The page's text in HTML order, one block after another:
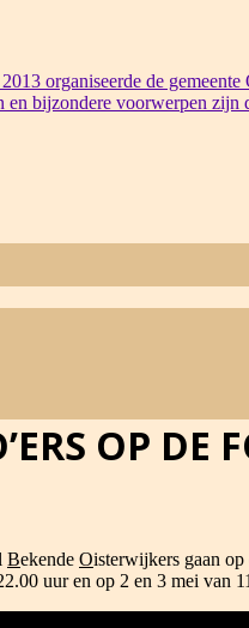
organiseerde de
en bijzondere voorwerpen
OP DE
Bekende Oisterwijkers gaan
uur en op 2 en 3 mei van